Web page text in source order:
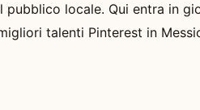
locale. Qui entra in
talenti Pinterest in